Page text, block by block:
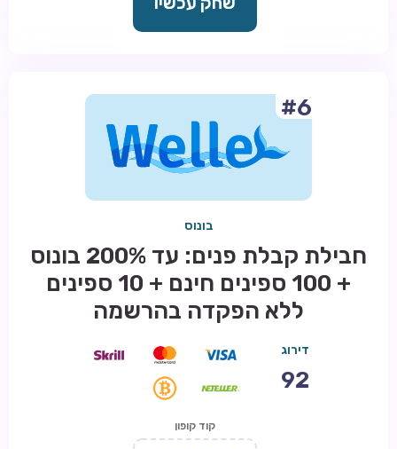
#6
בונוס
חבילת קבלת פנים: עד 200% בונוס
+ 100 ספינים חינם + 10 ספינים
ללא הפקדה בהרשמה
דירוג
92
קוד קופון